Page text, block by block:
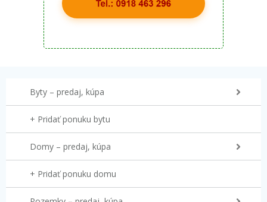
Byty – predaj, kúpa
+ Pridať ponuku bytu
Domy – predaj, kúpa
+ Pridať ponuku domu